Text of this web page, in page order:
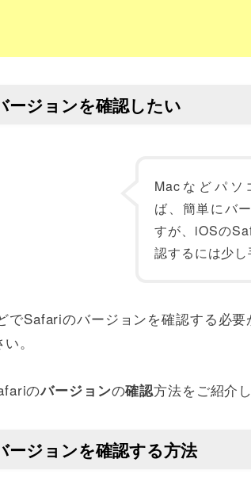
ージョンを確認したい
Macなどパソ
ば、簡単にバ
すが、iOSの
認するには少し
でSafariのバージョンを確認する必
。
のバージョンの確認方法をご紹介し
ージョンを確認する方法